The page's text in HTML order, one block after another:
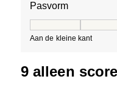
Pasvorm
Aan de kleine kant
9 alleen